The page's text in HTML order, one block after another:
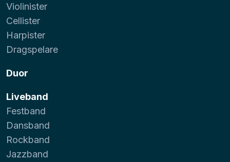
Violinister
Cellister
Harpister
Dragspelare
Duor
Liveband
Festband
Dansband
Rockband
Jazzband